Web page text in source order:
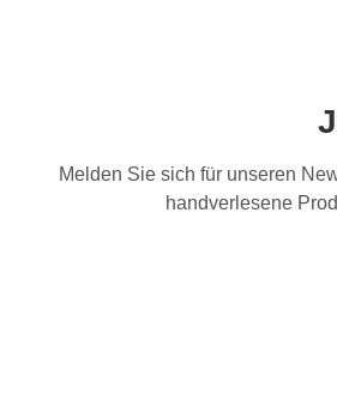
Melden Sie sich für unseren
handverlesene